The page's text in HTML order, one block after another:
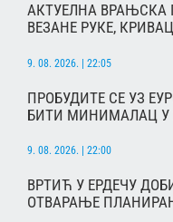
АКТУЕЛНА ВРАЊСКА
ВЕЗАНЕ РУКЕ,
9. 08. 2026. | 22:05
ПРОБУДИТЕ СЕ УЗ
БИТИ МИНИМАЛАЦ У
9. 08. 2026. | 22:00
ВРТИЋ У ЕРДЕЧУ
ОТВАРАЊЕ